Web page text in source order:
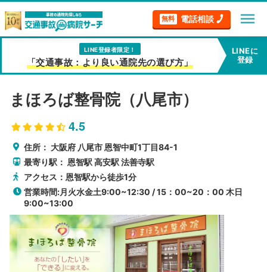
無料 電話相談 menu
LINE登録者限定！
「交通事故：より良い通院先の選び方」
LINEに
登録
まほろば整骨院（八尾市）
4.5
住所： 大阪府 八尾市 恩智中町1丁目84-1
最寄り駅： 恩智駅 高安駅 法善寺駅
アクセス：恩智駅から徒歩1分
営業時間:月火水金土9:00~12:30 / 15：00~20：00 木日
9:00~13:00